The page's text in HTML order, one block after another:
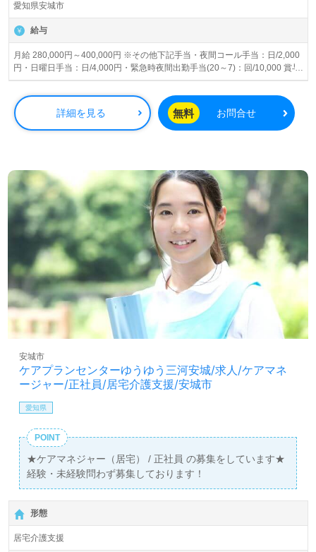
愛知県安城市
給与
月給 280,000円～400,000円 ※その他下記手当・夜間コール手当：日/2,000
円・日曜日手当：日/4,000円・緊急時夜間出勤手当(20～7)：回/10,000 賞与
あり 昇給あり
詳細を見る 無料 お問合せ
ケアプランセンターゆうゆう三河安城/求人/ケアマネ
ージャー/正社員/居宅介護支援/安城市
安城市
愛知県
POINT
★ケアマネジャー（居宅） / 正社員 の募集をしています★
経験・未経験問わず募集しております！
形態
居宅介護支援